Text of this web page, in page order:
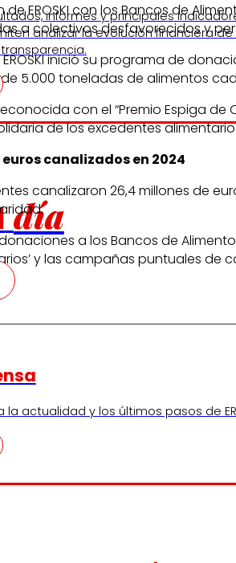
informes y principales
analizar la evolución financiera de
día
la actualidad y los últimos pasos de
de EROSKI con los Bancos de
a colectivos desfavorecidos y
EROSKI inició su programa de
5.000 toneladas de alimentos
reconocida con el “Premio Espiga
de los excedentes
canalizados en 2024
canalizaron 26,4 millones de
a los Bancos de
y las campañas puntuales de